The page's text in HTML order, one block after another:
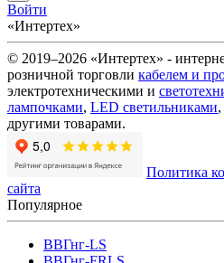
Войти
«Интертех»
© 2019–2026 «Интертех» -
розничной торговли кабелем и
электротехническими и
лампочками, LED светильниками,
другими товарами.
Политика
сайта
Популярное
ВВГнг-LS